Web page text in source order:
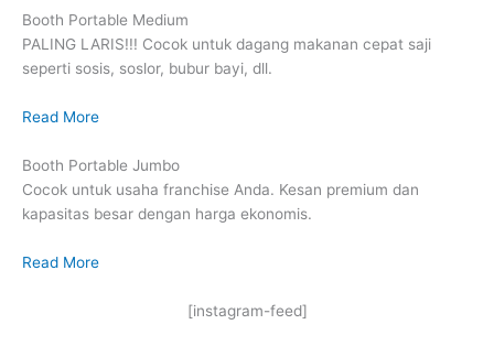
Booth Portable Medium
PALING LARIS!!! Cocok untuk dagang makanan cepat saji
seperti sosis, soslor, bubur bayi, dll.
Read More
Booth Portable Jumbo
Cocok untuk usaha franchise Anda. Kesan premium dan
kapasitas besar dengan harga ekonomis.
Read More
[instagram-feed]